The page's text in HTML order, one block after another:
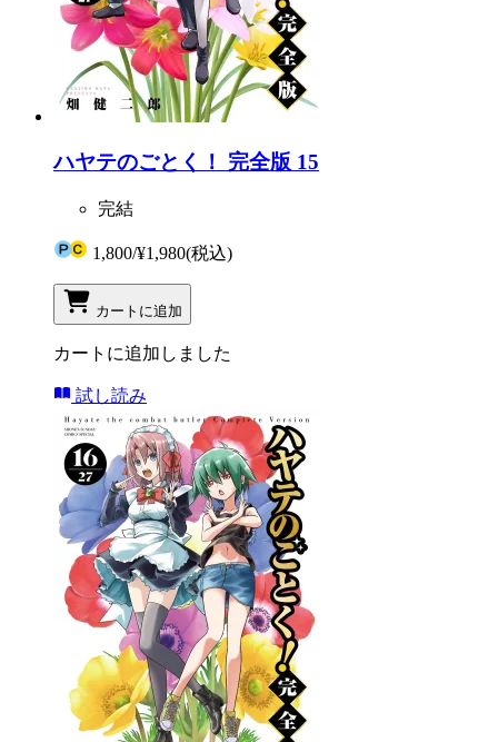
ハヤテのごとく！ 完全版 15
完結
1,800/¥1,980(税込)
カートに追加
カートに追加しました
試し読み